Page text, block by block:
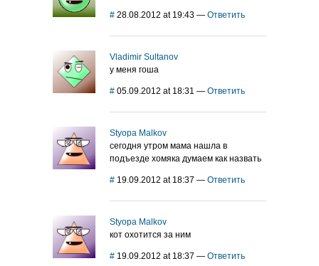
# 28.08.2012 at 19:43 — Ответить
Vladimir Sultanov
у меня гоша
# 05.09.2012 at 18:31 — Ответить
Styopa Malkov
сегодня утром мама нашла в
подъезде хомяка думаем как назвать
# 19.09.2012 at 18:37 — Ответить
Styopa Malkov
кот охотится за ним
# 19.09.2012 at 18:37 — Ответить